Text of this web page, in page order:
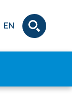
EN